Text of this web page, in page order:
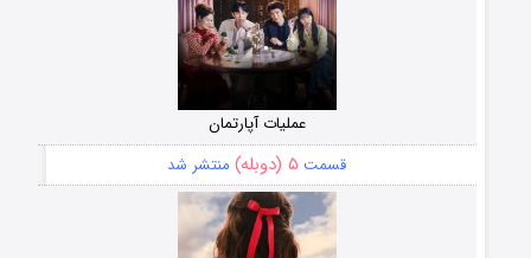
عملیات آپارتمان
قسمت ۵ (دوبله) منتشر شد